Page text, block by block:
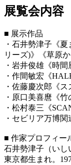
展覧会内容
■ 展示作品
・石井勢津子《
リーズ)》《草原か
・岩井俊雄《時間
・作間敏宏《
・佐藤慶次郎《ス
・原口美喜麿《
・松村泰三《
・セビリア万博
■ 作家プロフィー
石井勢津子（いし
東京都生まれ。